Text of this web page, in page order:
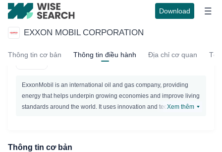
Download
EXXON MOBIL CORPORATION
Active
ExxonMobil is an international oil and gas company, providing
energy that helps underpin growing economies and improve living
standards around the world. It uses innovation and technology to
Xem thêm
Thông tin cơ bản Thông tin điều hành Địa chỉ cơ quan Tổ
Thông tin cơ bản